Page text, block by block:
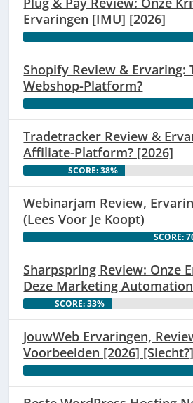
Ervaringen [IMU] [2026]
Shopify Review & Ervaring:
Webshop-Platform?
Tradetracker Review &
Affiliate-Platform? [2026]
SCORE: 38%
Webinarjam Review,
(Lees Voor Je Koopt)
SCORE:
Sharpspring Review: Onze
Deze Marketing
SCORE: 33%
JouwWeb Ervaringen,
Voorbeelden [2026] [Slecht?]